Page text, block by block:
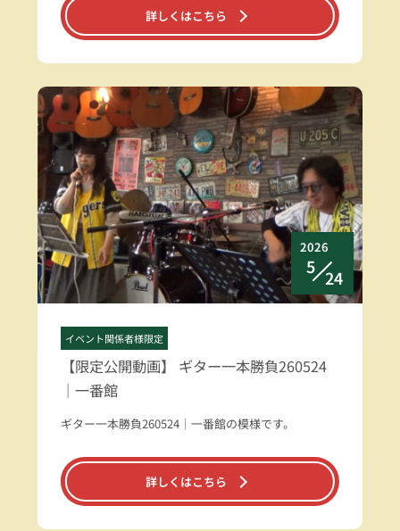
詳しくはこちら
2026
5
24
イベント関係者様限定
【限定公開動画】 ギター一本勝負260524
｜一番館
ギター一本勝負260524｜一番館の模様です。
詳しくはこちら